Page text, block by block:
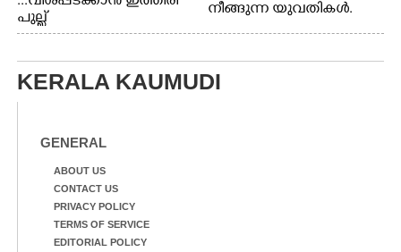
പുല്ല്
തിന്നാനെത്തിയതാണ്
കടിച്ച് കീറാൻ വന്നതോടെ
വയറിന്റെ ആന്തൽ മറന്ന്
ജീവന് വേണ്ടിയായി ഓട്ടം.
വാത്തുരുത്തിയിൽ
നീങ്ങുന്ന യുവതികൾ.
KERALA KAUMUDI
GENERAL
ABOUT US
CONTACT US
PRIVACY POLICY
TERMS OF SERVICE
EDITORIAL POLICY